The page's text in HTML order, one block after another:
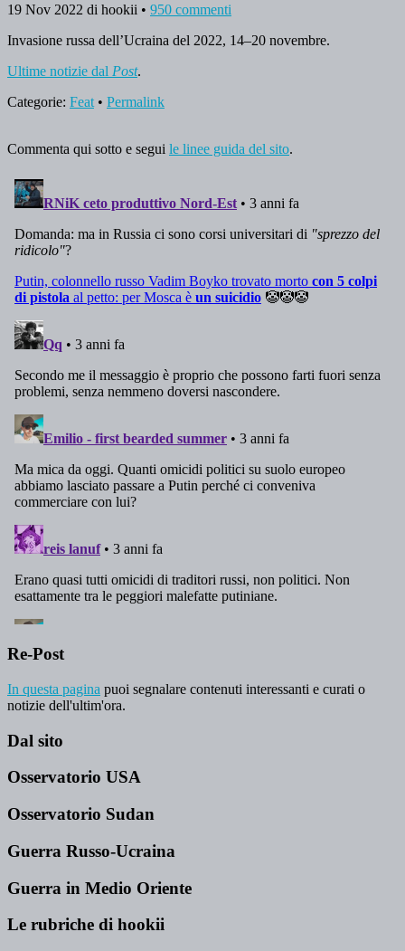
19 Nov 2022 di hookii • 950 commenti
Invasione russa dell’Ucraina del 2022, 14–20 novembre.
Ultime notizie dal Post.
Categorie: Feat • Permalink
Commenta qui sotto e segui le linee guida del sito.
Re-Post
In questa pagina puoi segnalare contenuti interessanti e curati o
notizie dell'ultim'ora.
Dal sito
Osservatorio USA
Osservatorio Sudan
Guerra Russo-Ucraina
Guerra in Medio Oriente
Le rubriche di hookii